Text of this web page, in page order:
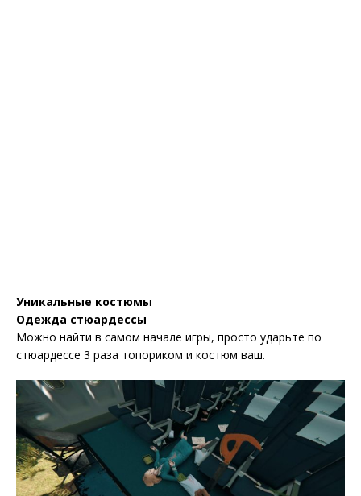
Уникальные костюмы
Одежда стюардессы
Можно найти в самом начале игры, просто ударьте по
стюардессе 3 раза топориком и костюм ваш.